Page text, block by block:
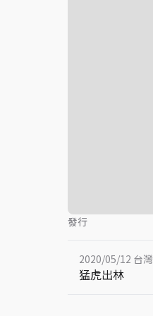
發行
2020/05/12 台灣
猛虎出林